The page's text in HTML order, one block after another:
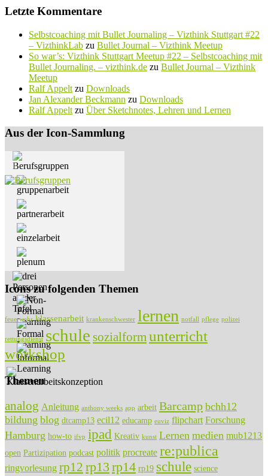
Letzte Kommentare
Selbstcoaching mit Bullet Journaling – Vizthink Stuttgart #22
– VizthinkLab zu Bullet Journal – Vizthink Meetup
So war’s: Vizthink Stuttgart Meetup #22 – Selbstcoaching mit
Bullet Journaling. – vizthink.de zu Bullet Journal – Vizthink
Meetup
Ralf Appelt zu Downloads
Jan Alexander Beckmann zu Downloads
Ralf Appelt zu Über Sketchnotes, Lehren und Lernen
Aus der Icon-Sammlung
Icons zu folgenden Themen
feuerwehr klassenarbeit krankenschwester lernen notfall pflege polizei
rettungsdienst schule sozialformunterricht
workshop
Themen
analog Anleitung anthony weeks app arbeit Barcamp bchh12
bildung blog dtcamp13 ecil12 educamp euviz flipchart Forschung
Hamburg how-to ifvp ipad Kreativ kunst Lernen medien mub1213
open Partizipation podcast politik procreate re:publica
ringvorlesung rp12 rp13 rp14 rp19 schule science